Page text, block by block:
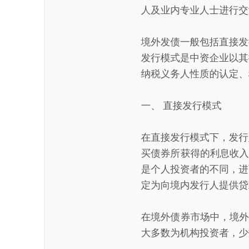
人及业内专业人士进行交
境外发债一般包括直接
发行模式是中资企业以
纳税义务人性质的认定
一、 直接发行模式
在直接发行模式下，发
买债券所获得的利息收
是个人投资者的不同，
定为向境内发行人提供
在境外债券市场中，境
大多数为机构投资者，